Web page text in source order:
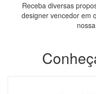
Receba diversas
designer vencedor em